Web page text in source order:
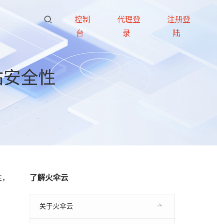
控制
台
代理登
录
注册登
陆
全性
了解火伞云
关于火伞云